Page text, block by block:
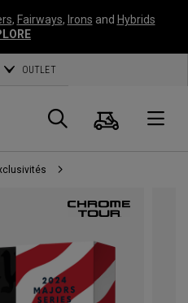
, Fairways, Irons and Hybrids
OUTLET
Panier